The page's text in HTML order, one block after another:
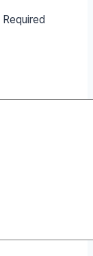
Required